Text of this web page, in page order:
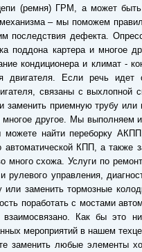
(ремня) ГРМ, а может быть
– мы поможем
последствия дефекта.
поддона картера и многое
кондиционера и климат -
двигателя. Если речь идет
связаны с
заменить приемную трубу или
другое. Мы выполняем
найти переборку
автоматической КПП, а также
много схожа. Услуги по
управления,
или заменить тормозные
поработать с мостами
взаимосвязано. Как бы это
мероприятий в нашем
заменить любые элементы